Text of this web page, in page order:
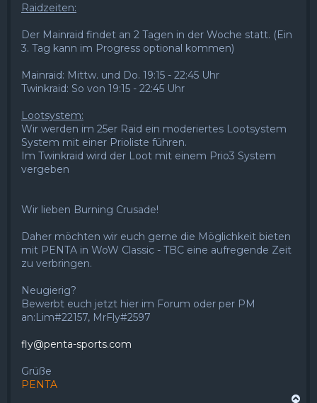
Raidzeiten:
Der Mainraid findet an 2 Tagen in der Woche statt. (Ein
3. Tag kann im Progress optional kommen)
Mainraid: Mittw. und Do. 19:15 - 22:45 Uhr
Twinkraid: So von 19:15 - 22:45 Uhr
Lootsystem:
Wir werden im 25er Raid ein moderiertes Lootsystem
System mit einer Prioliste führen.
Im Twinkraid wird der Loot mit einem Prio3 System
vergeben
Wir lieben Burning Crusade!
Daher möchten wir euch gerne die Möglichkeit bieten
mit PENTA in WoW Classic - TBC eine aufregende Zeit
zu verbringen.
Neugierig?
Bewerbt euch jetzt hier im Forum oder per PM
an:Lim#22157, MrFly#2597
fly@penta-sports.com
Grüße
PENTA